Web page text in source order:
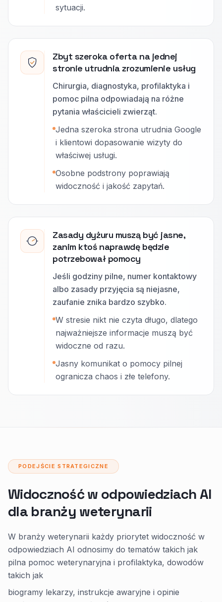
sytuacji.
Zbyt szeroka oferta na jednej
stronie utrudnia zrozumienie usług
Chirurgia, diagnostyka, profilaktyka i
pomoc pilna odpowiadają na różne
pytania właścicieli zwierząt.
Jedna szeroka strona utrudnia Google
i klientowi dopasowanie wizyty do
właściwej usługi.
Osobne podstrony poprawiają
widoczność i jakość zapytań.
Zasady dyżuru muszą być jasne,
zanim ktoś naprawdę będzie
potrzebował pomocy
Jeśli godziny pilne, numer kontaktowy
albo zasady przyjęcia są niejasne,
zaufanie znika bardzo szybko.
W stresie nikt nie czyta długo, dlatego
najważniejsze informacje muszą być
widoczne od razu.
Jasny komunikat o pomocy pilnej
ogranicza chaos i złe telefony.
PODEJŚCIE STRATEGICZNE
Widoczność w odpowiedziach AI
dla branży weterynarii
W branży weterynarii każdy priorytet widoczność w
odpowiedziach AI odnosimy do tematów takich jak
pilna pomoc weterynaryjna i profilaktyka, dowodów
takich jak
biogramy lekarzy, instrukcje awaryjne i opinie